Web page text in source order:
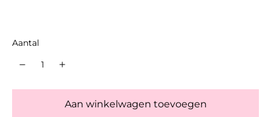
Aantal
Aan winkelwagen toevoegen